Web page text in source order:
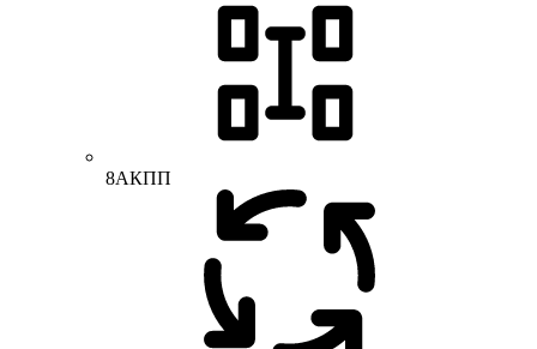
8АКПП